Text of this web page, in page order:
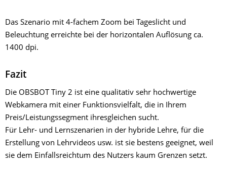
Das Szenario mit 4-fachem Zoom bei Tageslicht und
Beleuchtung erreichte bei der horizontalen Auflösung ca.
1400 dpi.
Fazit
Die OBSBOT Tiny 2 ist eine qualitativ sehr hochwertige
Webkamera mit einer Funktionsvielfalt, die in Ihrem
Preis/Leistungssegment ihresgleichen sucht.
Für Lehr- und Lernszenarien in der hybride Lehre, für die
Erstellung von Lehrvideos usw. ist sie bestens geeignet, weil
sie dem Einfallsreichtum des Nutzers kaum Grenzen setzt.